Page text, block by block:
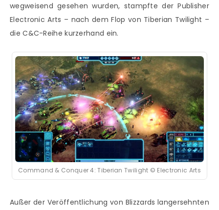
wegweisend gesehen wurden, stampfte der Publisher
Electronic Arts – nach dem Flop von Tiberian Twilight –
die C&C-Reihe kurzerhand ein.
Command & Conquer 4: Tiberian Twilight © Electronic Arts
Außer der Veröffentlichung von Blizzards langersehnten